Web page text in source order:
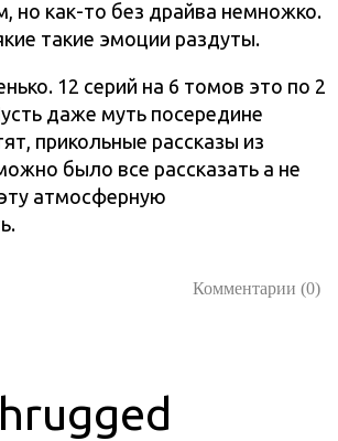
но как-то без драйва немножко.
такие эмоции раздуты.
12 серий на 6 томов это по 2
даже муть посередине
прикольные рассказы из
было все рассказать а не
атмосферную
Комментарии (0)